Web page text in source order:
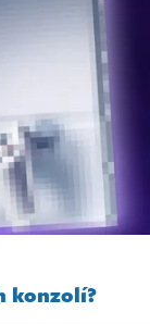
konzolí?